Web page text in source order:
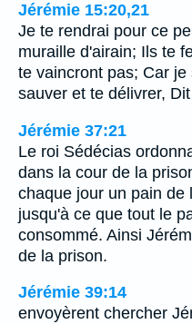
Jérémie 15:20,21
Je te rendrai pour ce
muraille d'airain; Ils te
te vaincront pas; Car
sauver et te délivrer,
Jérémie 37:21
Le roi Sédécias
dans la cour de la
chaque jour un pain de
jusqu'à ce que tout le
consommé. Ainsi
de la prison.
Jérémie 39:14
envoyèrent chercher